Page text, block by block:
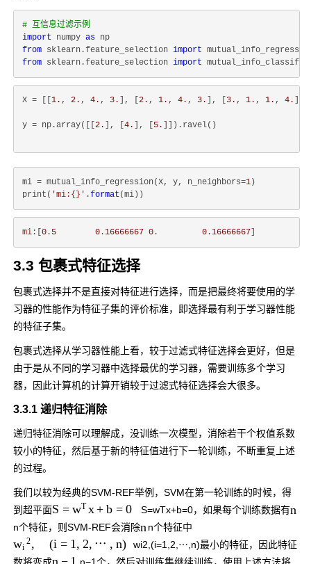
# 互信息过滤示例
import numpy as
from sklearn.feature_selection import
from sklearn.feature_selection import
X = [[ 1. , 2. , 4. , 3. ], [ 2. , 1. , 4. , 3. ], [ 3. , 1. , 1. , 4.
y = np.array([[ 2. ], [ 4. ], [ 5. ]]).ravel()
mi = mutual_info_regression(X, y, n_neighbors=1 )
print( 'mi:{}' .format
mi :[ 0 . 5 0 .16666667 0 . 0 .16666667
3.3 包裹式特征选择
包裹式选择并不是直接对特征进行选择，而是把最终将要使用的学
习器的性能作为特征子集的评价标准，即选择最有利于学习器性能
的特征子集。
包裹式选择从学习器性能上看，较于过滤式特征选择会更好，但是
由于是从不同的学习器中选择最优的学习器，需要训练多个学习
器，因此计算机的计算开销较于过滤式特征选择会大很多。
3.3.1 递归特征消除
递归特征消除可以理解成，没训练一次模型，消除若干个权值系数
较小的特征，然后基于新的特征值进行下一轮训练，不断重复上述
的过程。
我们以较为经典的SVM-REF举例，SVM在第一轮训练的时候，得
到超平面S = wTx+ b = 0 S=wTx+b=0，如果每个训练数据有n
n个特征，则SVM-REF会消除n n个特征中
wi
2, (i = 1, 2, ⋯ , n) wi2 ,(i=1 2 ⋯ n)最小的特征，因此特征